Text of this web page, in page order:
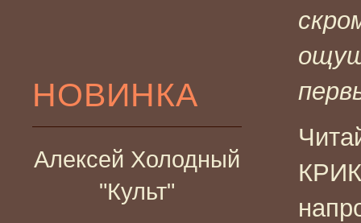
НОВИНКА
Алексей Холодный
"Культ"